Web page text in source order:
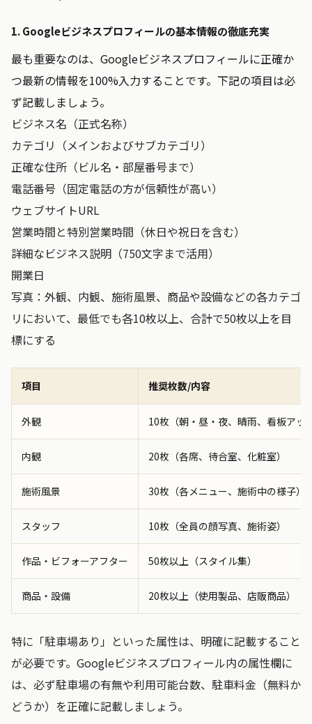
1. Googleビジネスプロフィールの基本情報の徹底充実
最も重要なのは、Googleビジネスプロフィールに正確か
つ最新の情報を100%入力することです。下記の項目は必
ず記載しましょう。
ビジネス名（正式名称）
カテゴリ（メインおよびサブカテゴリ）
正確な住所（ビル名・部屋番号まで）
電話番号（固定電話の方が信頼性が高い）
ウェブサイトURL
営業時間と特別営業時間（休日や祝日を含む）
詳細なビジネス説明（750文字まで活用）
開業日
写真：外観、内観、施術風景、商品や設備などの各カテゴ
リにおいて、最低でも各10枚以上、合計で50枚以上を目
標にする
項目 推奨枚数/内容
外観 10枚（朝・昼・夜、晴雨、看板アッ
内観 20枚（各席、待合室、化粧室）
施術風景 30枚（各メニュー、施術中の様子）
スタッフ 10枚（全員の顔写真、施術姿）
作品・ビフォーアフター 50枚以上（スタイル集）
商品・設備 20枚以上（使用製品、店販商品）
特に「駐車場あり」といった属性は、明確に記載すること
が必要です。Googleビジネスプロフィール内の属性欄に
は、必ず駐車場の有無や利用可能台数、駐車料金（無料か
どうか）を正確に記載しましょう。